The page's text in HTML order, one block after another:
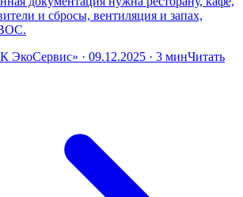
и сбросы, вентиляция и запах,
· 09.12.2025 · 3 минЧитать